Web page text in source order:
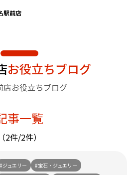
駅前店
お役立ちブログ
店お役立ちブログ
事一覧
（2件/2件）
#ジュエリー
#宝石・ジュエリー